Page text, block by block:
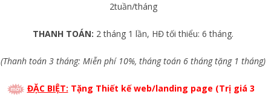
2tuần/tháng
THANH TOÁN: 2 tháng 1 lần, HĐ tối thiểu: 6 tháng.
(Thanh toán 3 tháng: Miễn phí 10%, tháng toán 6 tháng tặng 1 tháng)
ĐẶC BIỆT: Tặng Thiết kế web/landing page (Trị giá 3